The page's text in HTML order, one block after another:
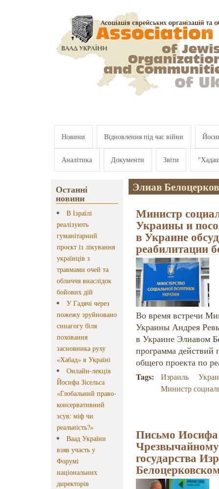
Новини Відновлення під час війни
Аналітика Документи Звіти
Останні
новини
В Ізраїлі
реалізують
гуманітарний
проєкт із лікування
українців з
травмами очей та
обличчя внаслідок
бойових дій
У Гадячі через
пожежу зруйновано
синагогу біля
поховання
засновника руху
«Хабад» в Україні
Онлайн-лекція
Йосифа Зісельса
«Глобальний право-
консервативний
зсув: міф чи
реальність?»
Ваад України
взяв участь у
Форумі
національних
директорів
Элиав
Министр
Украины и
в Украине
реабилитации
Во время встречи
Украины Андрея
в Украине Элиавом
программа действий
общего проекта по
Tags: Израиль
Министр
Письмо Иосифа
государства